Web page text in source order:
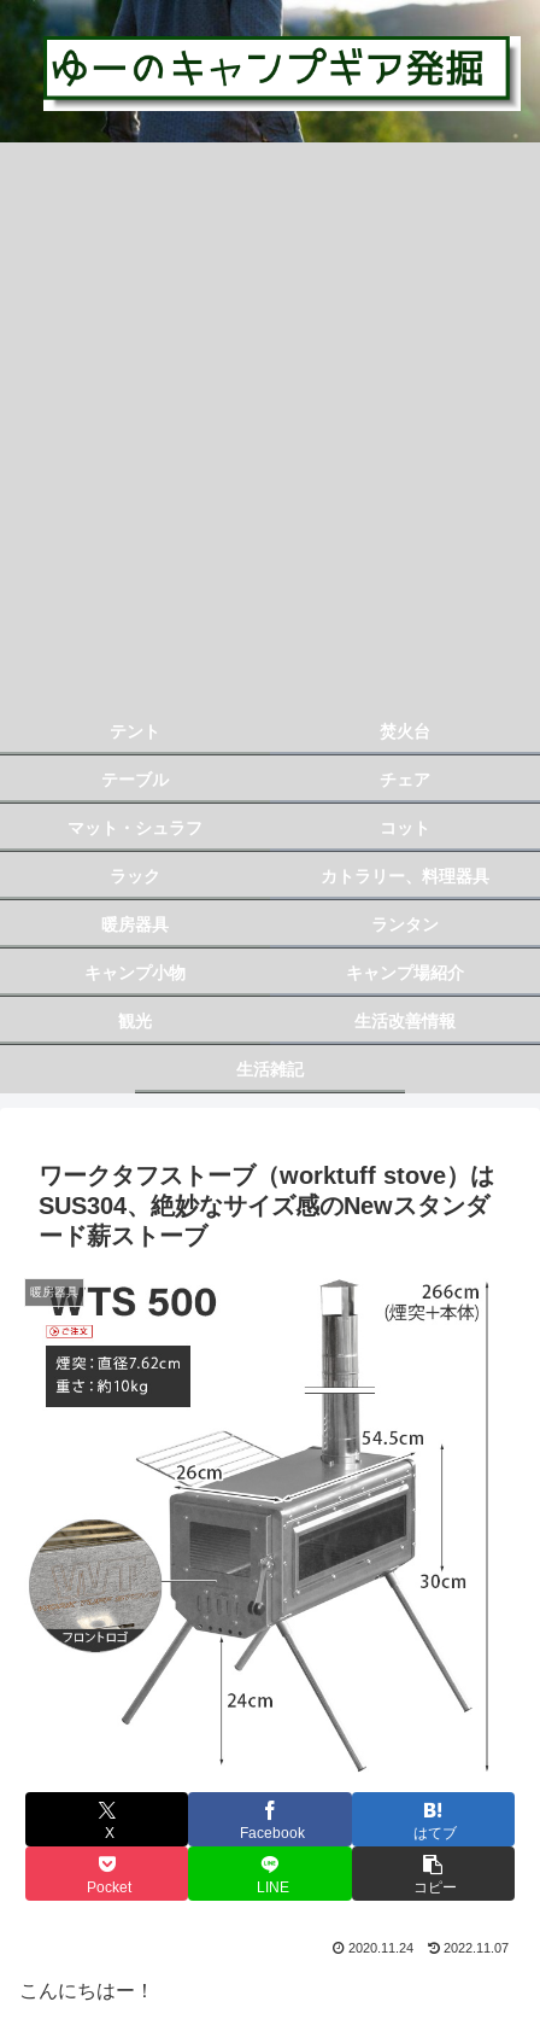
テント 焚火台
テーブル チェア
マット・シュラフ コット
ラック カトラリー、料理器具
暖房器具 ランタン
キャンプ小物 キャンプ場紹介
観光 生活改善情報
生活雑記
ワークタフストーブ（worktuff stove）は
SUS304、絶妙なサイズ感のNewスタンダ
ード薪ストーブ
暖房器具
X Facebook はてブ
Pocket LINE コピー
2020.11.24 2022.11.07
こんにちはー！